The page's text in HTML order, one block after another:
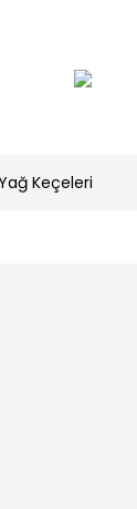
Keçeleri